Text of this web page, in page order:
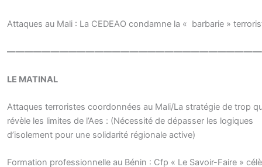
Attaques au Mali : La CEDEAO condamne la « barbarie »
LE MATINAL
Attaques terroristes coordonnées au Mali/La stratégie de trop
révèle les limites de l’Aes : (Nécessité de dépasser les logiques
d’isolement pour une solidarité régionale active)
Formation professionnelle au Bénin : Cfp « Le Savoir-Faire »